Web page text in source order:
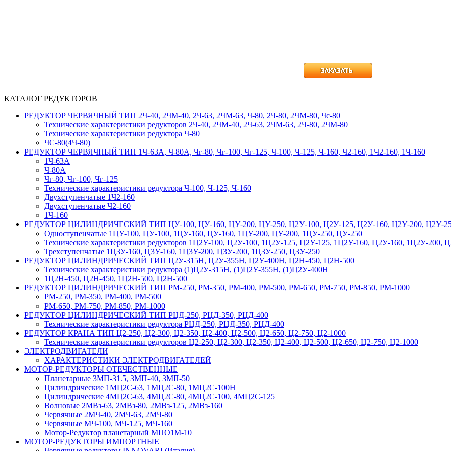
КАТАЛОГ РЕДУКТОРОВ
РЕДУКТОР ЧЕРВЯЧНЫЙ ТИП 2Ч-40, 2ЧМ-40, 2Ч-63, 2ЧМ-63, Ч-80, 2Ч-80, 2ЧМ-80, Чс-80
Технические характеристики редукторов 2Ч-40, 2ЧМ-40, 2Ч-63, 2ЧМ-63, 2Ч-80, 2ЧМ-80
Технические характеристики редуктора Ч-80
ЧС-80(4Ч-80)
РЕДУКТОР ЧЕРВЯЧНЫЙ ТИП 1Ч-63А, Ч-80А, Чг-80, Чг-100, Чг-125, Ч-100, Ч-125, Ч-160, Ч2-160, 1Ч2-160, 1Ч-160
1Ч-63А
Ч-80А
Чг-80, Чг-100, Чг-125
Технические характеристики редуктора Ч-100, Ч-125, Ч-160
Двухступенчатые 1Ч2-160
Двухступенчатые Ч2-160
1Ч-160
РЕДУКТОР ЦИЛИНДРИЧЕСКИЙ ТИП ЦУ-100, ЦУ-160, ЦУ-200, ЦУ-250, Ц2У-100, Ц2У-125, Ц2У-160, Ц2У-200, Ц2У-
Одноступенчатые 1ЦУ-100, ЦУ-100, 1ЦУ-160, ЦУ-160, 1ЦУ-200, ЦУ-200, 1ЦУ-250, ЦУ-250
Технические характеристики редукторов 1Ц2У-100, Ц2У-100, 1Ц2У-125, Ц2У-125, 1Ц2У-160, Ц2У-160, 1Ц2У-200,
Трехступенчатые 1Ц3У-160, Ц3У-160, 1Ц3У-200, Ц3У-200, 1Ц3У-250, Ц3У-250
РЕДУКТОР ЦИЛИНДРИЧЕСКИЙ ТИП Ц2У-315Н, Ц2У-355Н, Ц2У-400Н, Ц2Н-450, Ц2Н-500
Технические характеристики редуктора (1)Ц2У-315Н, (1)Ц2У-355Н, (1)Ц2У-400Н
1Ц2Н-450, Ц2Н-450, 1Ц2Н-500, Ц2Н-500
РЕДУКТОР ЦИЛИНДРИЧЕСКИЙ ТИП РМ-250, РМ-350, РМ-400, РМ-500, РМ-650, РМ-750, РМ-850, РМ-1000
РМ-250, РМ-350, РМ-400, РМ-500
РМ-650, РМ-750, РМ-850, РМ-1000
РЕДУКТОР ЦИЛИНДРИЧЕСКИЙ ТИП РЦД-250, РЦД-350, РЦД-400
Технические характеристики редуктора РЦД-250, РЦД-350, РЦД-400
РЕДУКТОР КРАНА ТИП Ц2-250, Ц2-300, Ц2-350, Ц2-400, Ц2-500, Ц2-650, Ц2-750, Ц2-1000
Технические характеристики редукторов Ц2-250, Ц2-300, Ц2-350, Ц2-400, Ц2-500, Ц2-650, Ц2-750, Ц2-1000
ЭЛЕКТРОДВИГАТЕЛИ
ХАРАКТЕРИСТИКИ ЭЛЕКТРОДВИГАТЕЛЕЙ
МОТОР-РЕДУКТОРЫ ОТЕЧЕСТВЕННЫЕ
Планетарные 3МП-31.5, 3МП-40, 3МП-50
Цилиндрические 1МЦ2С-63, 1МЦ2С-80, 1МЦ2С-100Н
Цилиндрические 4МЦ2С-63, 4МЦ2С-80, 4МЦ2С-100, 4МЦ2С-125
Волновые 2МВз-63, 2МВз-80, 2МВз-125, 2МВз-160
Червячные 2МЧ-40, 2МЧ-63, 2МЧ-80
Червячные МЧ-100, МЧ-125, МЧ-160
Мотор-Редуктор планетарный МПО1М-10
МОТОР-РЕДУКТОРЫ ИМПОРТНЫЕ